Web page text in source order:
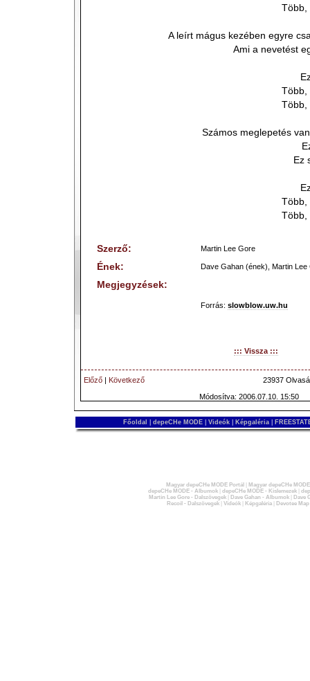
Több,
A leírt mágus kezében egyre
Ami a nevetést
Több,
Több,
Számos meglepetés
Ez
Több,
Több,
Szerző: Martin Lee Gore
Ének: Dave Gahan (ének), Martin
Megjegyzések:
Forrás: slowblow.uw.hu
::: Vissza :::
Előző | Következő
23937
Módosítva: 2006.07.10. 15:50
Főoldal depeCHe MODE Videók Képgaléria
Magyar depeCHe MODE Portál
Magyar depeCHe
depeCHe MODE - Albumok| depeCHe MODE - Kislemezek|
Martin Lee Gore - Dalszövegek| Dave Gahan - Albumok|
Dave
Recoil - Dalszövegek| Videók| Képgaléria| Devotee Map